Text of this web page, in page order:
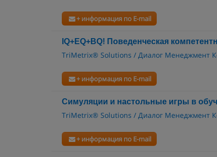
+ информация по E-mail
IQ+EQ+BQ! Поведенческая
TriMetrix® Solutions / Диалог Менеджмент
+ информация по E-mail
Симуляции и настольные игры в
TriMetrix® Solutions / Диалог Менеджмент
+ информация по E-mail